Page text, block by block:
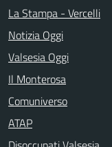
La Stampa - Vercelli
Notizia Oggi
Valsesia Oggi
Il Monterosa
Comuniverso
ATAP